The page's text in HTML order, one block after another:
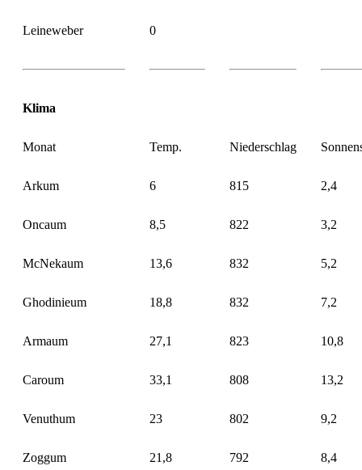
Leineweber 0
Klima
Monat Temp. Niederschlag
Arkum 6 815 2,4
Oncaum 8,5 822 3,2
McNekaum 13,6 832 5,2
Ghodinieum 18,8 832 7,2
Armaum 27,1 823 10,8
Caroum 33,1 808 13,2
Venuthum 23 802 9,2
Zoggum 21,8 792 8,4